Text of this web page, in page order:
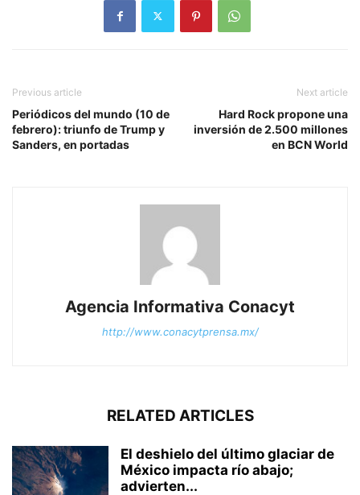
Previous article
Periódicos del mundo (10 de
febrero): triunfo de Trump y
Sanders, en portadas
Next article
Hard Rock propone una
inversión de 2.500 millones
en BCN World
Agencia Informativa Conacyt
http://www.conacytprensa.mx/
RELATED ARTICLES
El deshielo del último glaciar de
México impacta río abajo;
advierten...